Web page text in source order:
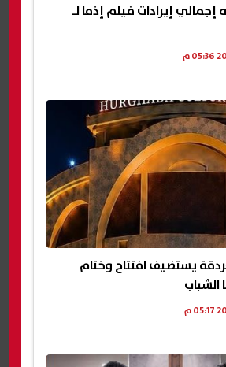
إجمالي إيرادات فيلم إذما لـ
يستضيف افتتاح وختام